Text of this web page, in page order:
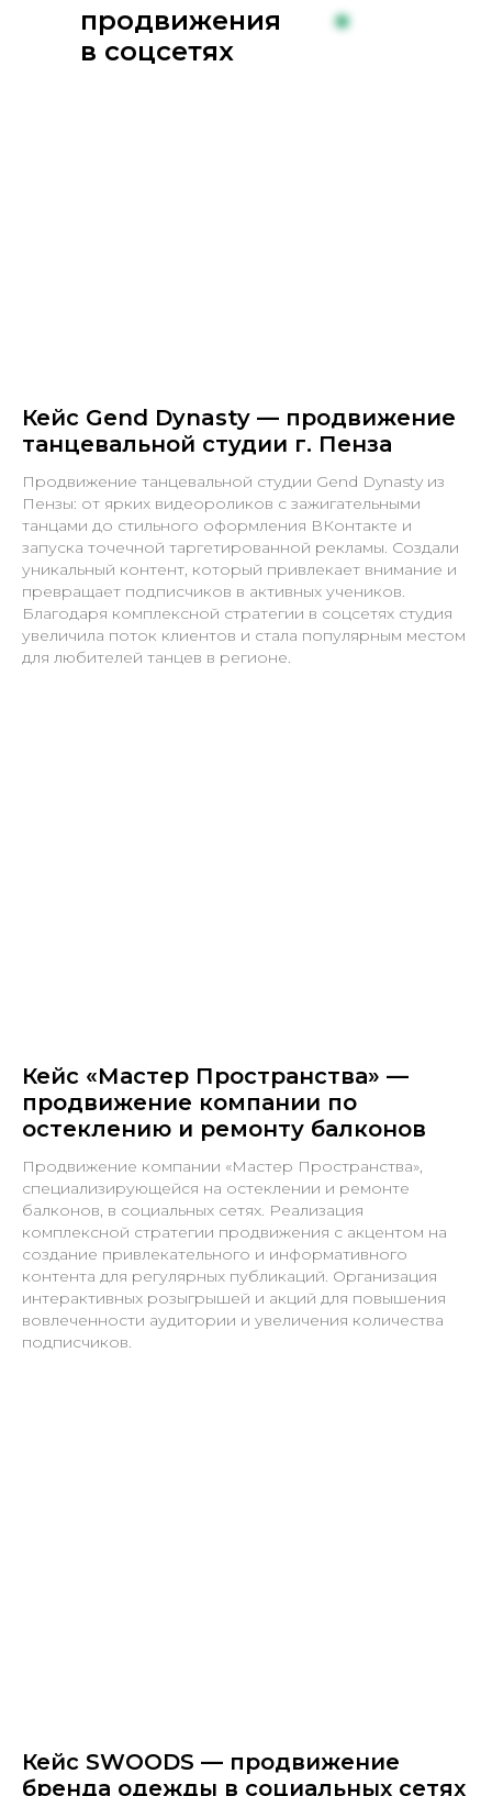
продвижения
в соцсетях
Кейс Gend Dynasty — продвижение
танцевальной студии г. Пенза
Продвижение танцевальной студии Gend Dynasty из
Пензы: от ярких видеороликов с зажигательными
танцами до стильного оформления ВКонтакте и
запуска точечной таргетированной рекламы. Создали
уникальный контент, который привлекает внимание и
превращает подписчиков в активных учеников.
Благодаря комплексной стратегии в соцсетях студия
увеличила поток клиентов и стала популярным местом
для любителей танцев в регионе.
Кейс «Мастер Пространства» —
продвижение компании по
остеклению и ремонту балконов
Продвижение компании «Мастер Пространства»,
специализирующейся на остеклении и ремонте
балконов, в социальных сетях. Реализация
комплексной стратегии продвижения с акцентом на
создание привлекательного и информативного
контента для регулярных публикаций. Организация
интерактивных розыгрышей и акций для повышения
вовлеченности аудитории и увеличения количества
подписчиков.
Кейс SWOODS — продвижение
бренда одежды в социальных сетях